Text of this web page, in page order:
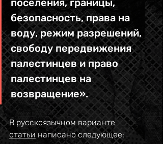
поселения, границы,
безопасность, права на
воду, режим разрешений,
свободу передвижения
палестинцев и право
палестинцев на
возвращение».
В русскоязычном варианте
статьи написано следующее: